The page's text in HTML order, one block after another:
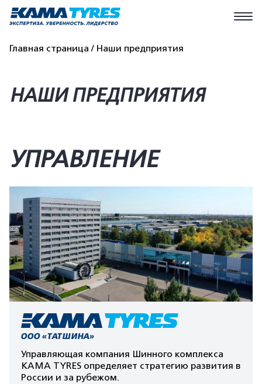
Главная страница Наши предприятия
НАШИ ПРЕДПРИЯТИЯ
УПРАВЛЕНИЕ
ООО «ТАТШИНА»
Управляющая компания Шинного комплекса
KAMA TYRES определяет стратегию развития в
России и за рубежом.